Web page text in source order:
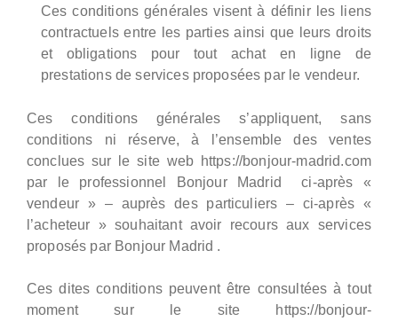
Ces conditions générales visent à définir les liens
contractuels entre les parties ainsi que leurs droits
et obligations pour tout achat en ligne de
prestations de services proposées par le vendeur.
Ces conditions générales s’appliquent, sans
conditions ni réserve, à l’ensemble des ventes
conclues sur le site web https://bonjour-madrid.com
par le professionnel Bonjour Madrid ci-après «
vendeur » – auprès des particuliers – ci-après «
l’acheteur » souhaitant avoir recours aux services
proposés par Bonjour Madrid .
Ces dites conditions peuvent être consultées à tout
moment sur le site https://bonjour-